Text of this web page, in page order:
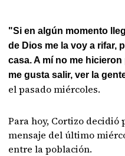
"Si en algún momento
de Dios me la voy a rifar,
casa. A mí no me
me gusta salir, ver la
el pasado miércoles.
Para hoy, Cortizo
mensaje del último
entre la población.